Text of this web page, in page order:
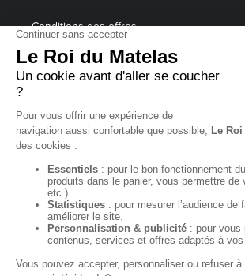
Conditions des offres
Black Friday
Destockage
Soldes
Conditions Générales de vente magasin
Conditions Générales de vente internet
Mentions Légales
Données personnelles
Codes promo Le Roi du Matelas